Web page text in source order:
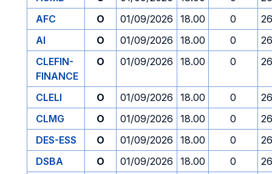
AFC
O 01/09/2026 18.00 0
AI
O 01/09/2026 18.00 0
CLEFIN-
FINANCE
O 01/09/2026 18.00 0
CLELI O 01/09/2026 18.00 0
CLMG
O 01/09/2026 18.00 0
DES-ESS
O 01/09/2026 18.00 0
DSBA
O 01/09/2026 18.00 0